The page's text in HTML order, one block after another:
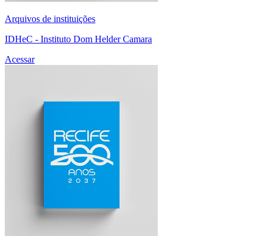
Arquivos de instituições
IDHeC - Instituto Dom Helder Camara
Acessar